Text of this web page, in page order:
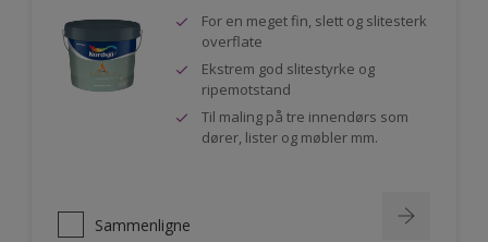
For en meget fin, slett og slitesterk
overflate
Ekstrem god slitestyrke og
ripemotstand
Til maling på tre innendørs som
dører, lister og møbler mm.
Sammenligne